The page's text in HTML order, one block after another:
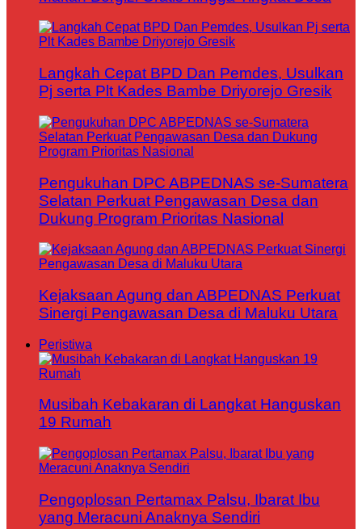
Langkah Cepat BPD Dan Pemdes, Usulkan
Pj serta Plt Kades Bambe Driyorejo Gresik
Pengukuhan DPC ABPEDNAS se-Sumatera
Selatan Perkuat Pengawasan Desa dan
Dukung Program Prioritas Nasional
Kejaksaan Agung dan ABPEDNAS Perkuat
Sinergi Pengawasan Desa di Maluku Utara
Peristiwa
Musibah Kebakaran di Langkat Hanguskan
19 Rumah
Pengoplosan Pertamax Palsu, Ibarat Ibu
yang Meracuni Anaknya Sendiri